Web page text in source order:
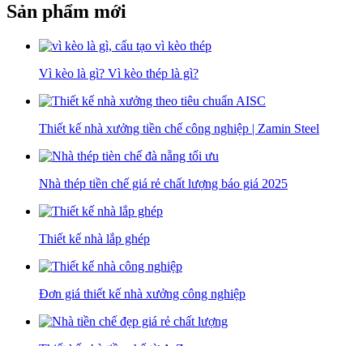
Sản phẩm mới
Vì kèo là gì? Vì kèo thép là gì?
Thiết kế nhà xưởng tiền chế công nghiệp | Zamin Steel
Nhà thép tiền chế giá rẻ chất lượng báo giá 2025
Thiết kế nhà lắp ghép
Đơn giá thiết kế nhà xưởng công nghiệp